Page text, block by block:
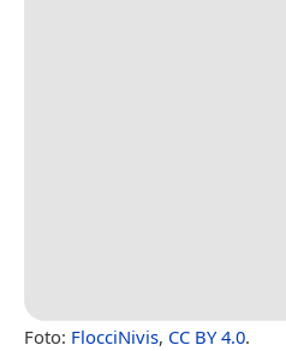
Foto: FlocciNivis, CC BY 4.0.